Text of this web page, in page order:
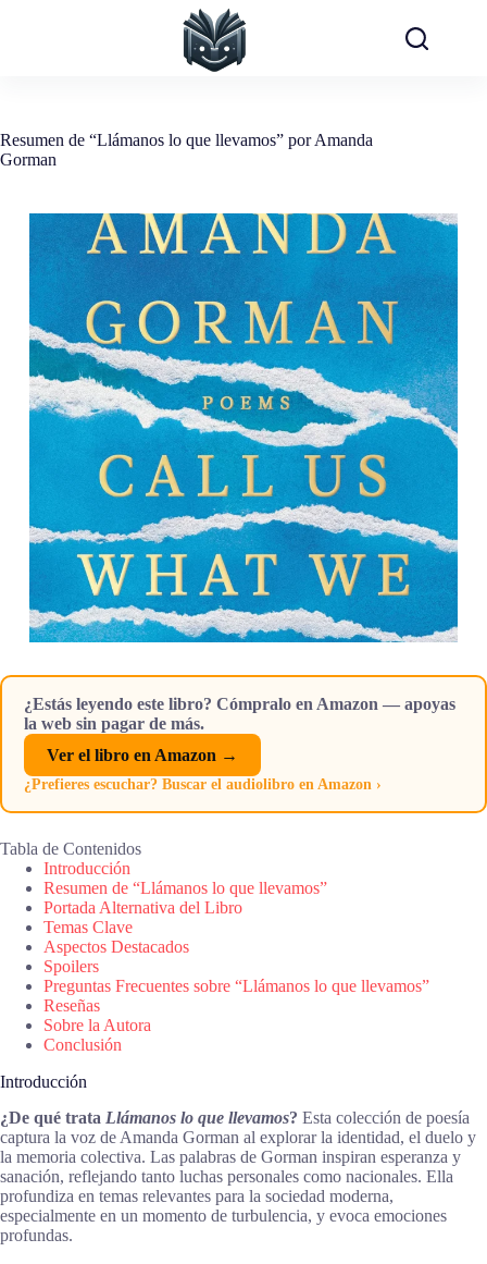
Resumen de “Llámanos lo que llevamos” por Amanda
Gorman
¿Estás leyendo este libro? Cómpralo en Amazon — apoyas
la web sin pagar de más.
Ver el libro en Amazon →
¿Prefieres escuchar? Buscar el audiolibro en Amazon ›
Tabla de Contenidos
Introducción
Resumen de “Llámanos lo que llevamos”
Portada Alternativa del Libro
Temas Clave
Aspectos Destacados
Spoilers
Preguntas Frecuentes sobre “Llámanos lo que llevamos”
Reseñas
Sobre la Autora
Conclusión
Introducción
¿De qué trata Llámanos lo que llevamos? Esta colección de poesía
captura la voz de Amanda Gorman al explorar la identidad, el duelo y
la memoria colectiva. Las palabras de Gorman inspiran esperanza y
sanación, reflejando tanto luchas personales como nacionales. Ella
profundiza en temas relevantes para la sociedad moderna,
especialmente en un momento de turbulencia, y evoca emociones
profundas.